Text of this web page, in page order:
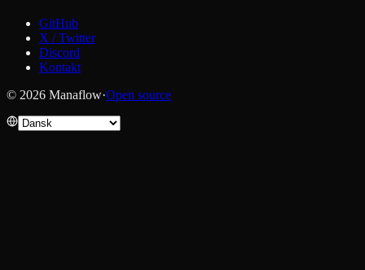
GitHub
X / Twitter
Discord
Kontakt
© 2026 Manaflow·Open source